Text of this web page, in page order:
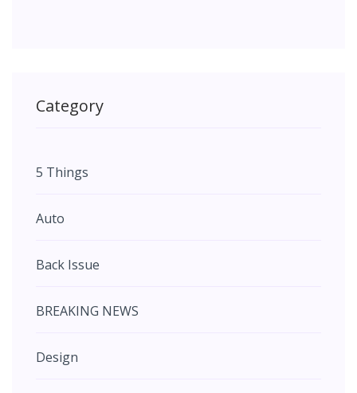
Category
5 Things
Auto
Back Issue
BREAKING NEWS
Design